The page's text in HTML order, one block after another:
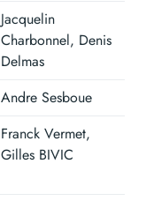
Jacquelin
Charbonnel, Denis
Delmas
Andre Sesboue
Franck Vermet,
Gilles BIVIC